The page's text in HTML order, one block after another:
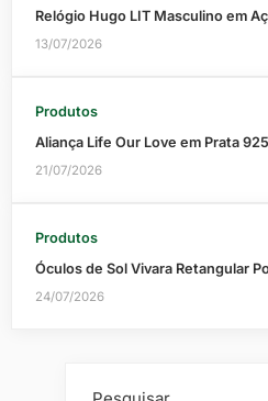
Relógio Hugo LIT Masculino em
13/07/2026
Produtos
Aliança Life Our Love em Prata
21/07/2026
Produtos
Óculos de Sol Vivara Retangular
24/07/2026